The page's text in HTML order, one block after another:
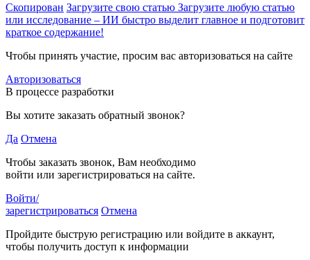
Скопирован Загрузите свою статью Загрузите любую статью
или исследование – ИИ быстро выделит главное и подготовит
краткое содержание!
Чтобы принять участие, просим вас авторизоваться на сайте
Авторизоваться
В процессе разработки
Вы хотите заказать обратный звонок?
Да Отмена
Чтобы заказать звонок, Вам необходимо
войти или зарегистрироваться на сайте.
Войти/
зарегистрироваться Отмена
Пройдите быструю регистрацию или войдите в аккаунт,
чтобы получить доступ к информации